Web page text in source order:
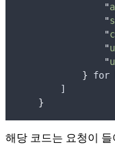
"
"
"
"
"
}
for
        ]
}
해당 코드는 요청이